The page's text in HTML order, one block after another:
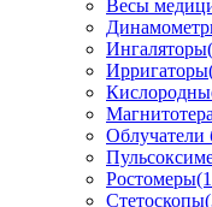
Весы
Ингаляторы
Ирригаторы
Облучатели
Ростомеры
Стетоскопы